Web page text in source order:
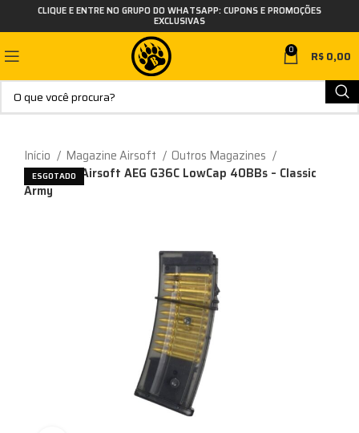
CLIQUE E ENTRE NO GRUPO DO WHATSAPP: CUPONS E PROMOÇÕES
EXCLUSIVAS
0 R$0,00
Início Magazine Airsoft
Outros Magazines
Magazine Airsoft AEG G36C LowCap 40BBs – Classic
Army
ESGOTADO